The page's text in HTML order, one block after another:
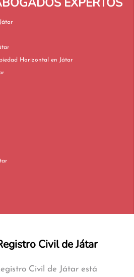
en Játar
en Játar
Derecho Inmobiliario y Propiedad Horizontal en Játar
en Játar
Civil de Játar
Civil de Játar está